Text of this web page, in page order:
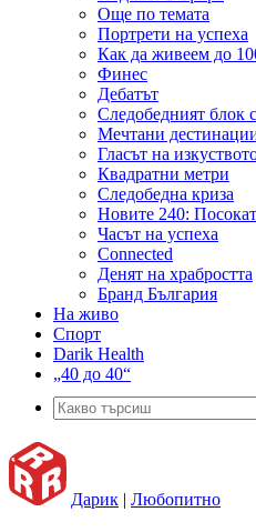
Още по темата
Портрети на успеха
Как да живеем до
Финес
Дебатът
Следобедният блок
Мечтани
Гласът на
Квадратни метри
Следобедна криза
Новите 240:
Часът на успеха
Connected
Денят на храбростта
Бранд България
На живо
Спорт
Darik Health
„40 до 40“
Дарик | Любопитно